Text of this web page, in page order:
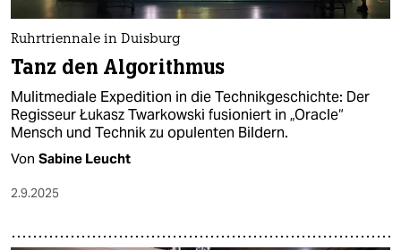
Ruhrtriennale in Duisburg
Tanz den Algorithmus
Mulitmediale Expedition in die Technikgeschichte: Der
Regisseur Łukasz Twarkowski fusioniert in „Oracle“
Mensch und Technik zu opulenten Bildern.
Von Sabine Leucht
2.9.2025